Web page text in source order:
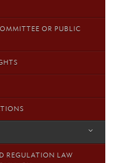
OR PUBLIC
REGULATION LAW